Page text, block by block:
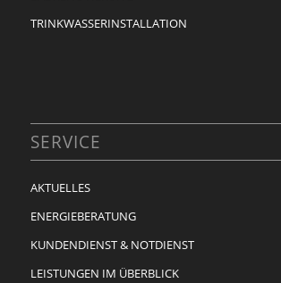
TRINKWASSERINSTALLATION
SERVICE
AKTUELLES
ENERGIEBERATUNG
KUNDENDIENST & NOTDIENST
LEISTUNGEN IM ÜBERBLICK